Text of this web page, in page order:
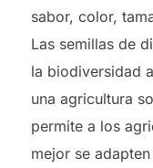
sabor, color,
Las semillas de
la biodiversidad
una agricultura
permite a los
mejor se